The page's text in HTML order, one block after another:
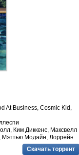
At Business, Cosmic Kid,
Ким Диккенс, Максвелл
Модайн, Лоррейн...
Скачать торрент